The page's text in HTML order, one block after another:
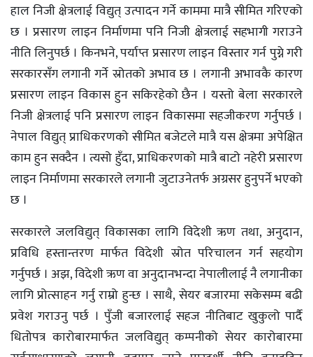
हाल निजी क्षेत्रलाई विद्युत् उत्पादन गर्ने काममा मात्रै सीमित गरिएको
छ । प्रसारण लाइन निर्माणमा पनि निजी क्षेत्रलाई सहभागी गराउने
नीति लिनुपर्छ । किनभने, पर्याप्त प्रसारण लाइन विस्तार गर्न पुग्ने गरी
सरकारसँग लगानी गर्ने स्रोतको अभाव छ । लगानी अभावकै कारण
प्रसारण लाइन विकास हुन सकिरहेको छैन । यस्तो बेला सरकारले
निजी क्षेत्रलाई पनि प्रसारण लाइन विकासमा सहजीकरण गर्नुपर्छ ।
नेपाल विद्युत् प्राधिकरणको सीमित बजेटले मात्रै यस क्षेत्रमा अपेक्षित
काम हुन सक्दैन । त्यसो हुँदा, प्राधिकरणको मात्रै बाटो नहेरी प्रसारण
लाइन निर्माणमा सरकारले लगानी जुटाउनेतर्फ अग्रसर हुनुपर्ने भएको
छ ।
सरकारले जलविद्युत् विकासका लागि विदेशी ऋण तथा, अनुदान,
प्रविधि हस्तान्तरण मार्फत विदेशी स्रोत परिचालन गर्न सहयोग
गर्नुपर्छ । अझ, विदेशी ऋण वा अनुदानभन्दा नेपालीलाई नै लगानीका
लागि प्रोत्साहन गर्नु राम्रो हुन्छ । साथै, सेयर बजारमा सकेसम्म बढी
प्रवेश गराउनु पर्छ । पुँजी बजारलाई सहज नीतिबाट खुकुलो पार्दै
धितोपत्र कारोबारमार्फत जलविद्युत् कम्पनीको सेयर कारोबारमा